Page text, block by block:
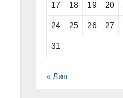
17 18 19 20
24 25 26 27
31
« Лип